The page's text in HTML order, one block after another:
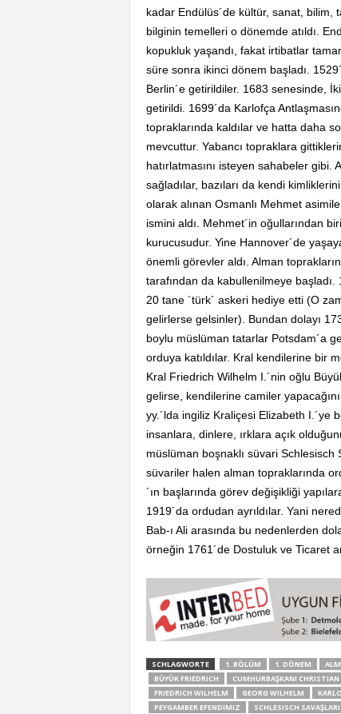
kadar Endülüs´de kültür, sanat, bilim,
bilginin temelleri o dönemde atıldı.
kopukluk yaşandı, fakat irtibatlar
süre sonra ikinci dönem başladı.
Berlin´e getirildiler. 1683 senesinde,
getirildi. 1699´da Karlofça
topraklarında kaldılar ve hatta daha
mevcuttur. Yabancı topraklara
hatırlatmasını isteyen sahabeler gibi.
sağladılar, bazıları da kendi
olarak alınan Osmanlı Mehmet
ismini aldı. Mehmet´in oğullarından
kurucusudur. Yine Hannover´de
önemli görevler aldı. Alman
tarafından da kabullenilmeye
20 tane ´türk´ askeri hediye etti (O
gelirlerse gelsinler). Bundan dolayı
boylu müslüman tatarlar Potsdam´a
orduya katıldılar. Kral kendilerine bir
Kral Friedrich Wilhelm I.´nin oğlu
gelirse, kendilerine camiler
yy.´lda ingiliz Kraliçesi Elizabeth I.´ye
insanlara, dinlere, ırklara açık
müslüman boşnaklı süvari Schlesisch
süvariler halen alman topraklarında
´ın başlarında görev değişikliği
1919´da ordudan ayrıldılar. Yani
Bab-ı Ali arasında bu nedenlerden
örneğin 1761´de Dostuluk ve Ticaret
SCHLAGWORTE 1. BÖLÜM 1. DÖNEM
BÜYÜK FRIEDRICH
CUMHURBAŞKANI CHRISTIAN
FRIEDRICH WILHELM
GEORG WILHELM
PEYGAMBER EFENDIMIZ
SCHLESISCH SAVAŞLARI